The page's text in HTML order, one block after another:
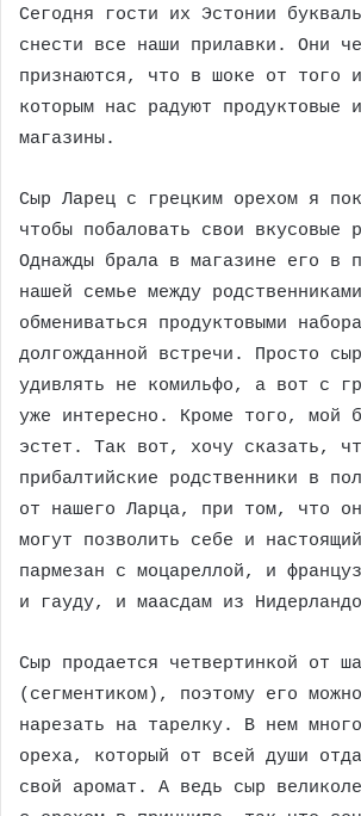
Сегодня гости их Эстонии
снести все наши прилавки. Они
признаются, что в шоке от того
которым нас радуют продуктовые
магазины.
Сыр Ларец с грецким орехом я
чтобы побаловать свои вкусовые
Однажды брала в магазине его в
нашей семье между
обмениваться продуктовыми
долгожданной встречи. Просто
удивлять не комильфо, а вот с
уже интересно. Кроме того, мой
эстет. Так вот, хочу сказать,
прибалтийские родственники в
от нашего Ларца, при том, что
могут позволить себе и
пармезан с моцареллой, и
и гауду, и маасдам из
Сыр продается четвертинкой от
(сегментиком), поэтому его
нарезать на тарелку. В нем
ореха, который от всей души
свой аромат. А ведь сыр